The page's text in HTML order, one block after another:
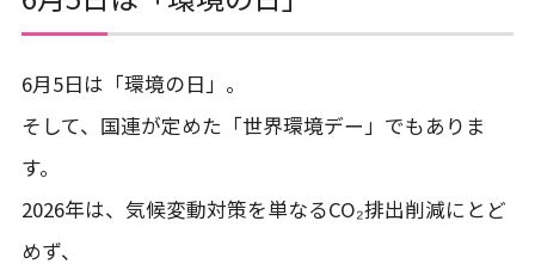
6月5日は「環境の日」。
そして、国連が定めた「世界環境デー」でもありま
す。
2026年は、気候変動対策を単なるCO₂排出削減にとど
めず、